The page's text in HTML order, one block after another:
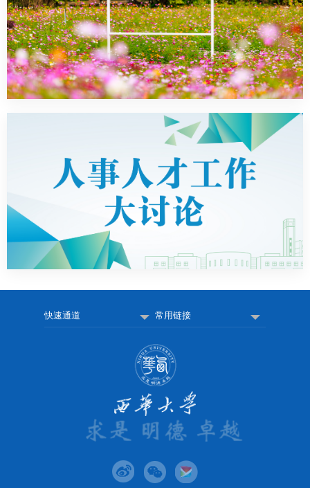
快速通道 常用链接